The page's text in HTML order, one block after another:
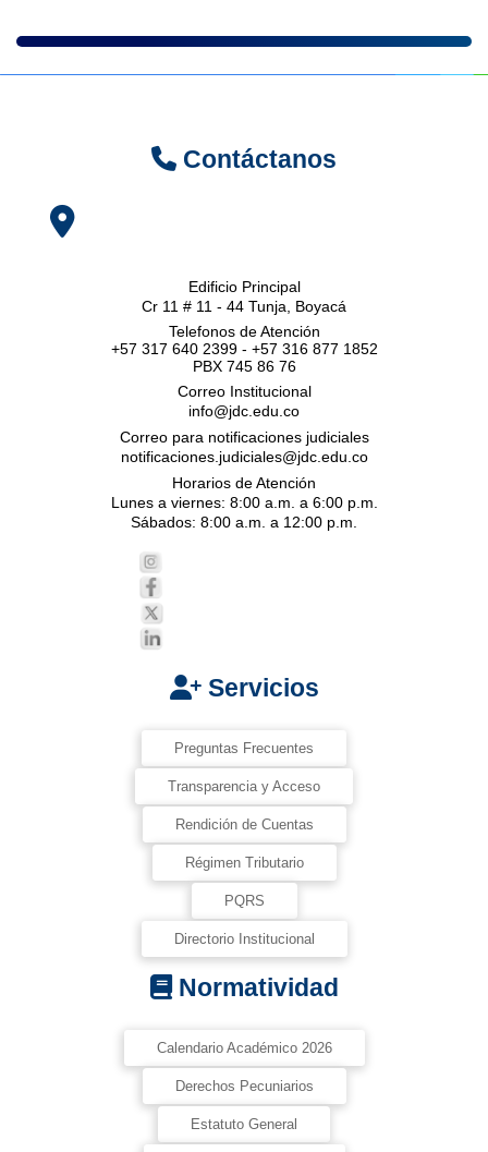
Contáctanos
Edificio Principal
Cr 11 # 11 - 44 Tunja, Boyacá
Telefonos de Atención
+57 317 640 2399 - +57 316 877 1852
PBX 745 86 76
Correo Institucional
info@jdc.edu.co
Correo para notificaciones judiciales
notificaciones.judiciales@jdc.edu.co
Horarios de Atención
Lunes a viernes: 8:00 a.m. a 6:00 p.m.
Sábados: 8:00 a.m. a 12:00 p.m.
Servicios
Preguntas Frecuentes
Transparencia y Acceso
Rendición de Cuentas
Régimen Tributario
PQRS
Directorio Institucional
Normatividad
Calendario Académico 2026
Derechos Pecuniarios
Estatuto General